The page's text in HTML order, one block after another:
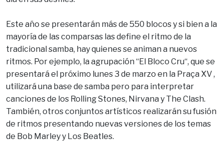
Este año se presentarán más de 550 blocos y si bien a la
mayoría de las comparsas las define el ritmo de la
tradicional samba, hay quienes se animan a nuevos
ritmos. Por ejemplo, la agrupación “El Bloco Cru“, que se
presentará el próximo lunes 3 de marzo en la Praça XV ,
utilizará una base de samba pero para interpretar
canciones de los Rolling Stones, Nirvana y The Clash.
También, otros conjuntos artísticos realizarán su fusión
de ritmos presentando nuevas versiones de los temas
de Bob Marley y Los Beatles.